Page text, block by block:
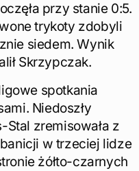
przy stanie 0:5.
trykoty zdobyli
siedem. Wynik
Skrzypczak.
spotkania
Niedoszły
zremisowała z
w trzeciej lidze
żółto-czarnych